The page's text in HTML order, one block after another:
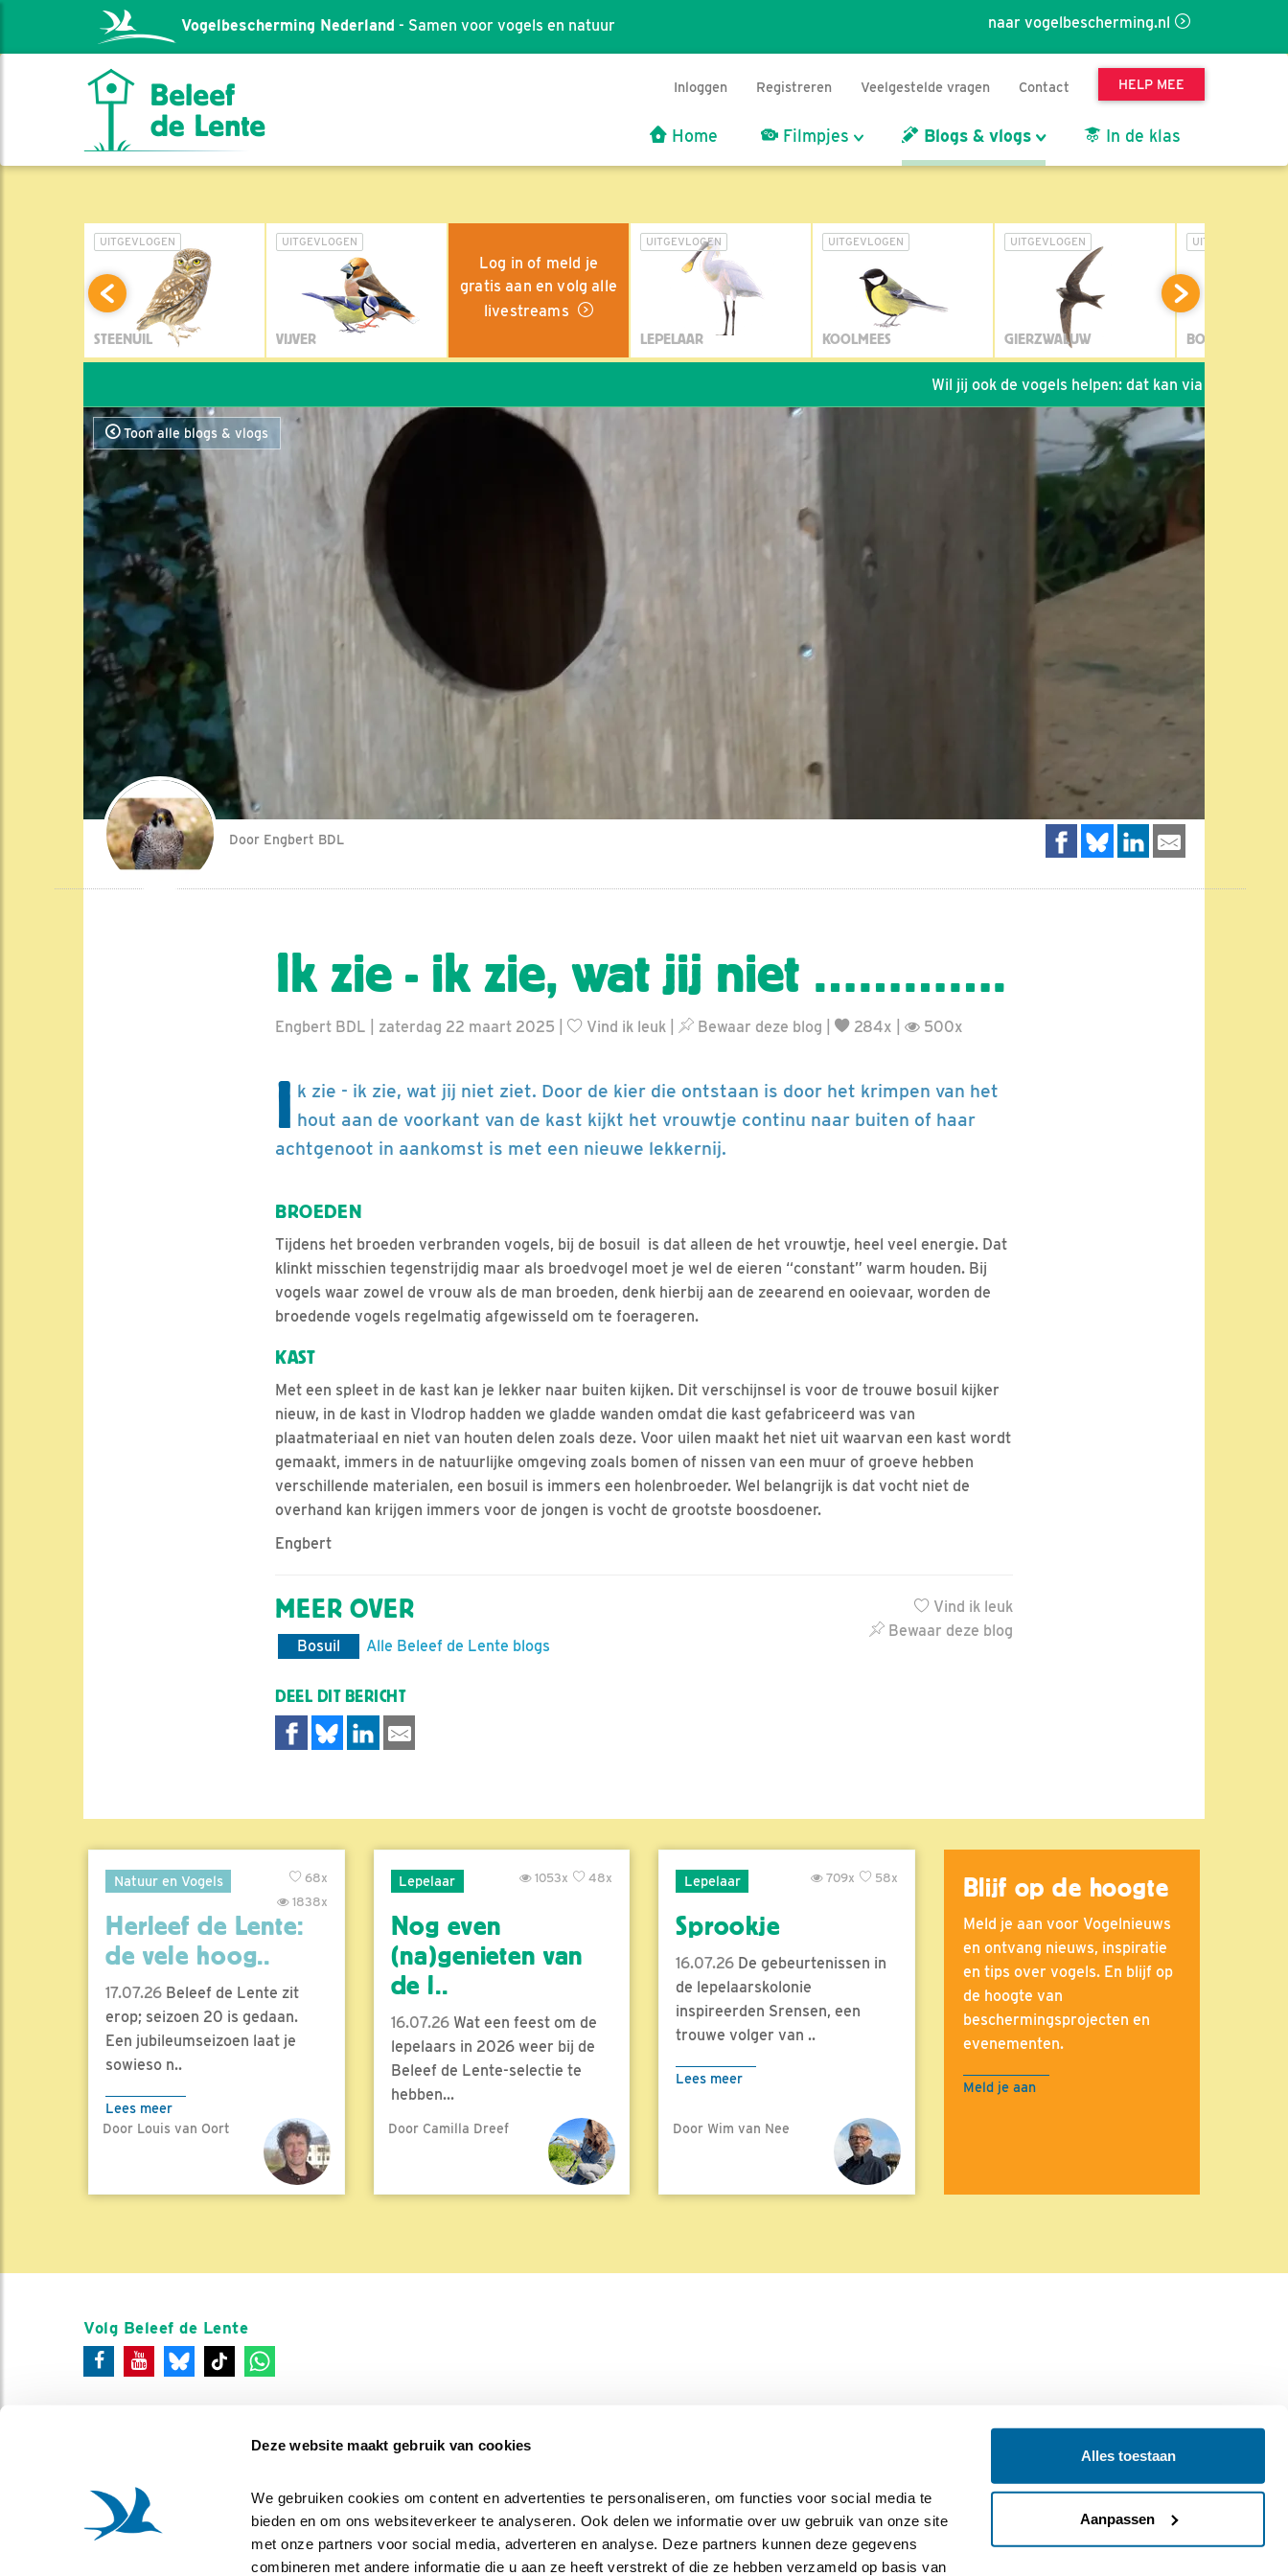
Deze website maakt gebruik van cookies
We gebruiken cookies om content en advertenties te personaliseren, om functies voor social media te
bieden en om ons websiteverkeer te analyseren. Ook delen we informatie over uw gebruik van onze site
met onze partners voor social media, adverteren en analyse. Deze partners kunnen deze gegevens
combineren met andere informatie die u aan ze heeft verstrekt of die ze hebben verzameld op basis van
Alles toestaan
Aanpassen
naar vogelbescherming.nl
Vogelbescherming Nederland - Samen voor vogels en natuur
Inloggen Registreren Veelgestelde vragen Contact HELP MEE
Home Filmpjes Blogs & vlogs In de klas
UITGEVLOGEN
STEENUIL
UITGEVLOGEN
VIJVER
Log in of meld je
gratis aan en volg alle
livestreams
UITGEVLOGEN
LEPELAAR
UITGEVLOGEN
KOOLMEES
UITGEVLOGEN
GIERZWALUW
UITGEVLOGEN
BOSUIL
Wil jij ook de vogels helpen: dat kan via de link!
Toon alle blogs & vlogs
Door Engbert BDL
Ik zie - ik zie, wat jij niet ………….
Engbert BDL | zaterdag 22 maart 2025 | Vind ik leuk Bewaar deze blog 284x | 500x
I k zie - ik zie, wat jij niet ziet. Door de kier die ontstaan is door het krimpen van het
hout aan de voorkant van de kast kijkt het vrouwtje continu naar buiten of haar
achtgenoot in aankomst is met een nieuwe lekkernij.
BROEDEN
Tijdens het broeden verbranden vogels, bij de bosuil is dat alleen de het vrouwtje, heel veel energie. Dat
klinkt misschien tegenstrijdig maar als broedvogel moet je wel de eieren “constant” warm houden. Bij
vogels waar zowel de vrouw als de man broeden, denk hierbij aan de zeearend en ooievaar, worden de
broedende vogels regelmatig afgewisseld om te foerageren.
KAST
Met een spleet in de kast kan je lekker naar buiten kijken. Dit verschijnsel is voor de trouwe bosuil kijker
nieuw, in de kast in Vlodrop hadden we gladde wanden omdat die kast gefabriceerd was van
plaatmateriaal en niet van houten delen zoals deze. Voor uilen maakt het niet uit waarvan een kast wordt
gemaakt, immers in de natuurlijke omgeving zoals bomen of nissen van een muur of groeve hebben
verschillende materialen, een bosuil is immers een holenbroeder. Wel belangrijk is dat vocht niet de
overhand kan krijgen immers voor de jongen is vocht de grootste boosdoener.
Engbert
Vind ik leuk
Bewaar deze blog
MEER OVER
Bosuil Alle Beleef de Lente blogs
DEEL DIT BERICHT
Natuur en Vogels
68x
1838x
Herleef de Lente:
de vele hoog..
17.07.26 Beleef de Lente zit
erop; seizoen 20 is gedaan.
Een jubileumseizoen laat je
sowieso n..
Lees meer
Door Louis van Oort
Lepelaar 48x
1053x
Nog even
(na)genieten van
de l..
16.07.26Wat een feest om de
lepelaars in 2026 weer bij de
Beleef de Lente-selectie te
hebben...
Lees meer
Door Camilla Dreef
Lepelaar 58x
709x
Sprookje
16.07.26 De gebeurtenissen in
de lepelaarskolonie
inspireerden Srensen, een
trouwe volger van ..
Lees meer
Door Wim van Nee
Blijf op de hoogte
Meld je aan voor Vogelnieuws
en ontvang nieuws, inspiratie
en tips over vogels. En blijf op
de hoogte van
beschermingsprojecten en
evenementen.
Meld je aan
Volg Beleef de Lente
Colofon